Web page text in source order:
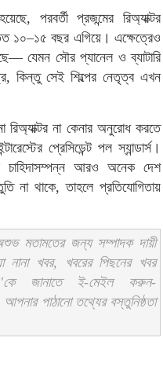
পরবর্তী প্রজন্মের রিঅ্যাক্টর
১০–১৫ বছর এগিয়ে। এক্ষেত্রেও
যেমন সৌর প্যানেল ও ব্যাটারি
কিন্তু সেই শিল্পের নেতৃত্ব এখন
রিঅ্যাক্টর না কেনার অনুরোধ করতে
প্রেসিডেন্ট পল স্যান্ডার্স।
চাহিদাসম্পন্ন আরও অনেক দেশ
না থাকে, তাহলে প্রতিযোগিতায়
মতামতের জন্য সম্পাদক দায়ী
নানা খবর, খবরের পিছনের খবর
জানাতে ই-মেইল করুন-
পাঠানো তথ্যের বস্তুনিষ্ঠতা